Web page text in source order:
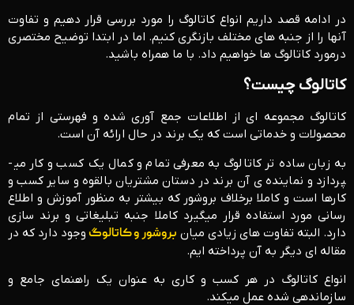
در ادامه قصد داریم انواع کاتالوگ را مورد بررسی قرار دهیم و تفاوت
آنها را از جنبه های مختلف بازنگری کنیم. اما در ابتدا توضیح مختصری
درمورد کاتالوگ ها خواهیم داد. با ما همراه باشید.
کاتالوگ چیست؟
کاتالوگ مجموعه ای از اطلاعات جمع آوری شده و فهرستی از تمام
محصولات و خدماتی است که یک برند در حال ارائه آن است.
به زبان ساده تر کاتالوگ به معرفی تمام و کمال یک کسب و کار می­
پردازد و نماینده ی آن برند در دستان مشتریان بالقوه و سایر کسب و
کارها است و کاملا برخلاف بروشور که بیشتر به منظور آموزش و اطلاع
رسانی مورد استفاده قرار میگیرد کاملا جنبه تبلیغاتی و برند سازی
دارد. البته تفاوت های زیادی میان بروشور و کاتالوگ وجود دارد که در
مقاله ای دیگر به آن پرداخته ایم.
انواع کاتالوگ در هر کسب و کاری به عنوان یک راهنمای جامع و
سازماندهی شده عمل میکند.